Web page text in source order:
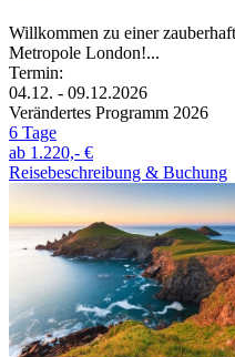
Willkommen zu einer
Metropole London!...
Termin:
04.12. - 09.12.2026
Verändertes Programm 2026
6 Tage
ab 1.220,- €
Reisebeschreibung & Buchung